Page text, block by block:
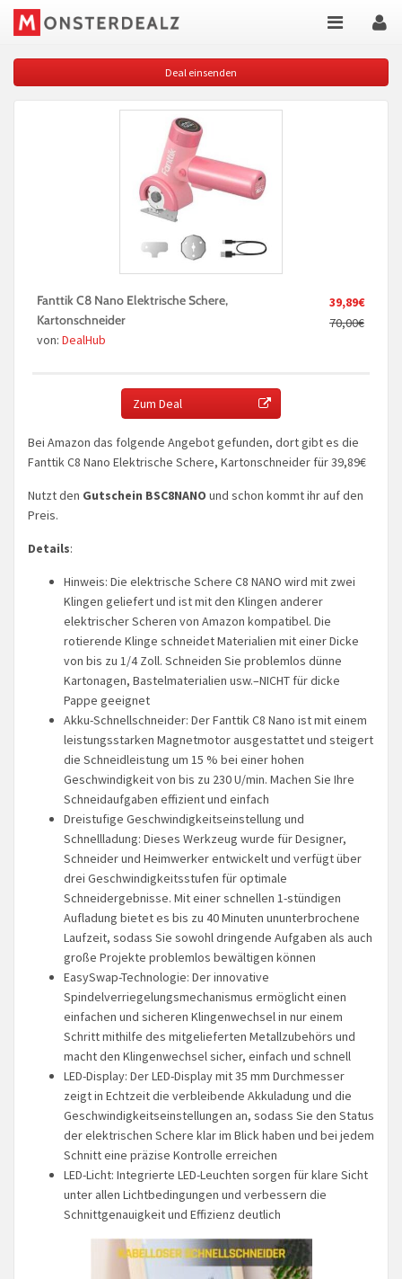
Deal einsenden
39,89€
70,00€
Fanttik C8 Nano Elektrische Schere,
Kartonschneider
von: DealHub
Zum Deal
Bei Amazon das folgende Angebot gefunden, dort gibt es die
Fanttik C8 Nano Elektrische Schere, Kartonschneider für 39,89€
Nutzt den Gutschein BSC8NANO und schon kommt ihr auf den
Preis.
Details:
Hinweis: Die elektrische Schere C8 NANO wird mit zwei
Klingen geliefert und ist mit den Klingen anderer
elektrischer Scheren von Amazon kompatibel. Die
rotierende Klinge schneidet Materialien mit einer Dicke
von bis zu 1/4 Zoll. Schneiden Sie problemlos dünne
Kartonagen, Bastelmaterialien usw.–NICHT für dicke
Pappe geeignet
Akku-Schnellschneider: Der Fanttik C8 Nano ist mit einem
leistungsstarken Magnetmotor ausgestattet und steigert
die Schneidleistung um 15 % bei einer hohen
Geschwindigkeit von bis zu 230 U/min. Machen Sie Ihre
Schneidaufgaben effizient und einfach
Dreistufige Geschwindigkeitseinstellung und
Schnellladung: Dieses Werkzeug wurde für Designer,
Schneider und Heimwerker entwickelt und verfügt über
drei Geschwindigkeitsstufen für optimale
Schneidergebnisse. Mit einer schnellen 1-stündigen
Aufladung bietet es bis zu 40 Minuten ununterbrochene
Laufzeit, sodass Sie sowohl dringende Aufgaben als auch
große Projekte problemlos bewältigen können
EasySwap-Technologie: Der innovative
Spindelverriegelungsmechanismus ermöglicht einen
einfachen und sicheren Klingenwechsel in nur einem
Schritt mithilfe des mitgelieferten Metallzubehörs und
macht den Klingenwechsel sicher, einfach und schnell
LED-Display: Der LED-Display mit 35 mm Durchmesser
zeigt in Echtzeit die verbleibende Akkuladung und die
Geschwindigkeitseinstellungen an, sodass Sie den Status
der elektrischen Schere klar im Blick haben und bei jedem
Schnitt eine präzise Kontrolle erreichen
LED-Licht: Integrierte LED-Leuchten sorgen für klare Sicht
unter allen Lichtbedingungen und verbessern die
Schnittgenauigkeit und Effizienz deutlich